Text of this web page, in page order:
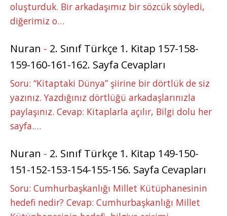
oluşturduk. Bir arkadaşımız bir sözcük söyledi,
diğerimiz o…
Nuran - 2. Sınıf Türkçe 1. Kitap 157-158-
159-160-161-162. Sayfa Cevapları
Soru: “Kitaptaki Dünya” şiirine bir dörtlük de siz
yazınız. Yazdığınız dörtlüğü arkadaşlarınızla
paylaşınız. Cevap: Kitaplarla açılır, Bilgi dolu her
sayfa.…
Nuran - 2. Sınıf Türkçe 1. Kitap 149-150-
151-152-153-154-155-156. Sayfa Cevapları
Soru: Cumhurbaşkanlığı Millet Kütüphanesinin
hedefi nedir? Cevap: Cumhurbaşkanlığı Millet